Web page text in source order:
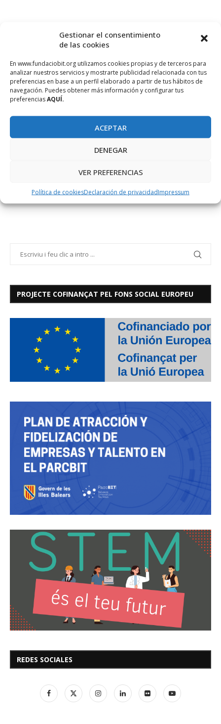
Gestionar el consentimiento
de las cookies
En www.fundaciobit.org utilizamos cookies propias y de terceros para
analizar nuestros servicios y mostrarte publicidad relacionada con tus
preferencias en base a un perfil elaborado a partir de tus hábitos de
navegación. Puedes obtener más información y configurar tus
preferenciasAQUÍ.
ACEPTAR
DENEGAR
VER PREFERENCIAS
Política de cookiesDeclaración de privacidadImpressum
PROJECTE COFINANÇAT PEL FONS SOCIAL EUROPEU
REDES SOCIALES